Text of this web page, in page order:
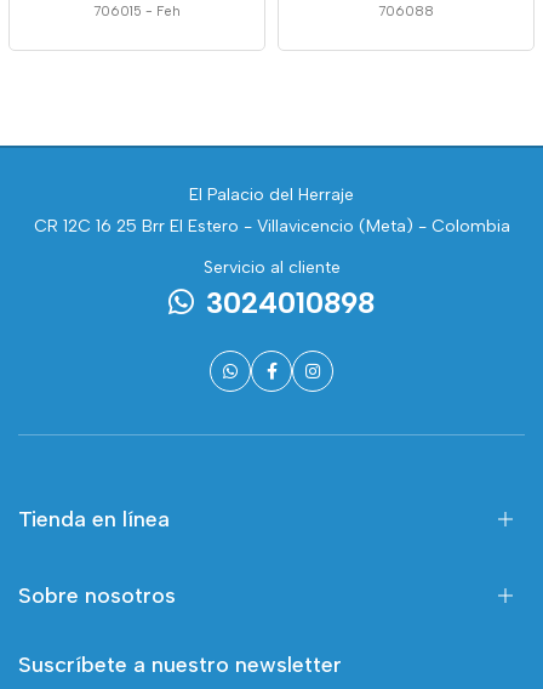
706015 - Feh 706088
El Palacio del Herraje
CR 12C 16 25 Brr El Estero - Villavicencio (Meta) - Colombia
Servicio al cliente
3024010898
Tienda en línea
Sobre nosotros
Suscríbete a nuestro newsletter